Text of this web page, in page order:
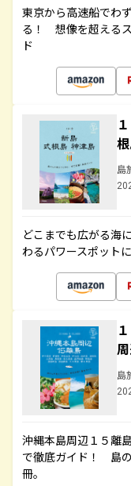
東京から高速船でわ
る！ 想像を超える
ド
島
どこまでも広がる海
わるパワースポット
島
沖縄本島周辺１５離
で徹底ガイド！ 島
冊。